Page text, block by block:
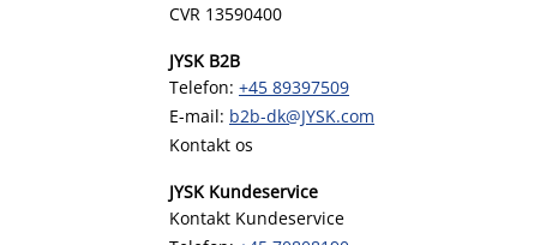
CVR 13590400
JYSK B2B
Telefon: +45 89397509
E-mail: b2b-dk@JYSK.com
Kontakt os
JYSK Kundeservice
Kontakt Kundeservice